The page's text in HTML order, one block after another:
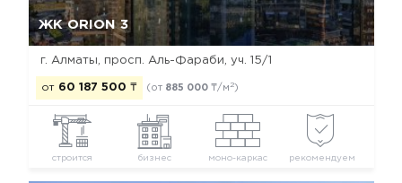
ЖК ORION 3
г. Алматы, просп. Аль-Фараби, уч. 15/1
от 60 187 500 ₸ (от 885 000 ₸/м 2)
строится бизнес моно-каркас рекомендуем
Отмена